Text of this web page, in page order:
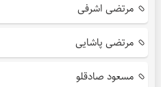
مرتضی اشرفی
مرتضی پاشایی
مسعود صادقلو